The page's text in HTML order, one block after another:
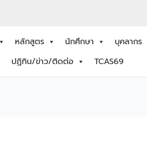
หลักสูตร นักศึกษา บุคลากร
ปฏิทิน/ข่าว/ติดต่อ TCAS69